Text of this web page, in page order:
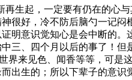
起，一定要有仍在的心与
很好，冷不防后脑勺一记
意识觉知心是会中断的
三、四个月以后的事了！
来见色、闻香等等，可
出生的；所以下辈子的意